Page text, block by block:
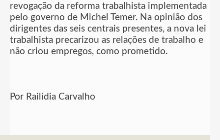
revogação da reforma trabalhista implementada
pelo governo de Michel Temer. Na opinião dos
dirigentes das seis centrais presentes, a nova lei
trabalhista precarizou as relações de trabalho e
não criou empregos, como prometido.
Por Railídia Carvalho